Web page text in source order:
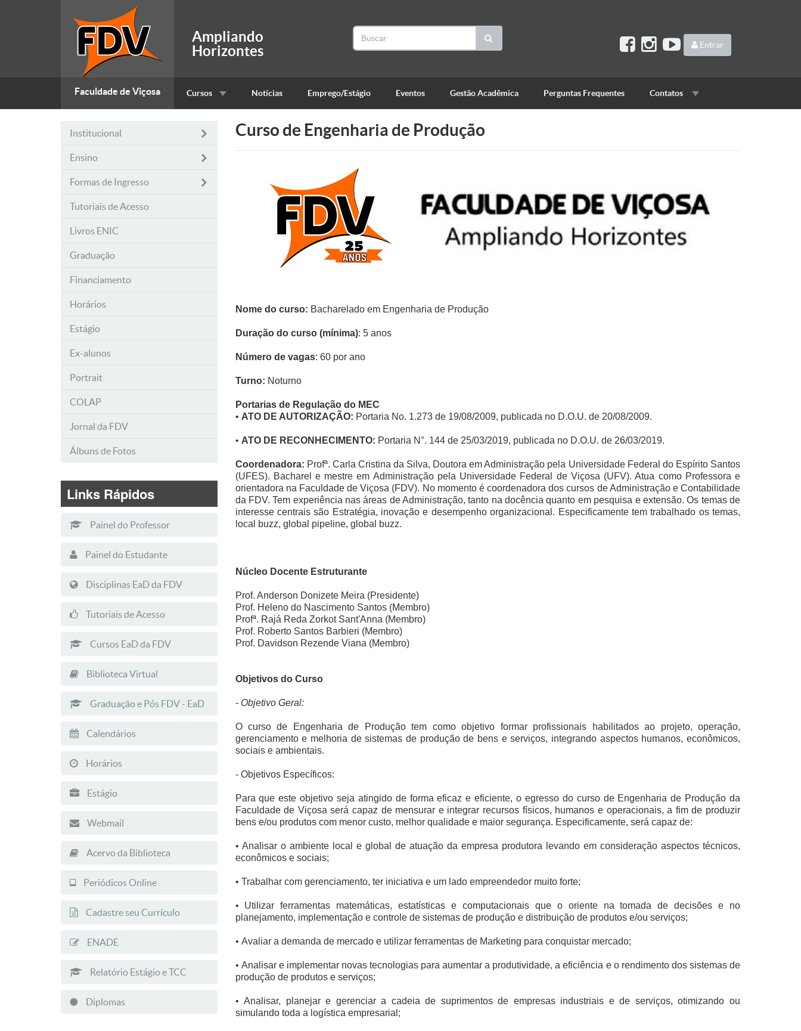
Ampliando
Horizontes
Entrar
Faculdade de Viçosa Cursos Notícias Emprego/Estágio Eventos Gestão Acadêmica Perguntas Frequentes Contatos
Institucional
Ensino
Formas de Ingresso
Tutoriais de Acesso
Livros ENIC
Graduação
Financiamento
Horários
Estágio
Ex-alunos
Portrait
COLAP
Jornal da FDV
Álbuns de Fotos
Links Rápidos
Painel do Professor
Painel do Estudante
Disciplinas EaD da FDV
Tutoriais de Acesso
Cursos EaD da FDV
Biblioteca Virtual
Graduação e Pós FDV - EaD
Calendários
Horários
Estágio
Webmail
Acervo da Biblioteca
Periódicos Online
Cadastre seu Currículo
ENADE
Relatório Estágio e TCC
Diplomas
Curso de Engenharia de Produção
Nome do curso: Bacharelado em Engenharia de Produção
Duração do curso (mínima): 5 anos
Número de vagas: 60 por ano
Turno: Noturno
Portarias de Regulação do MEC
• ATO DE AUTORIZAÇÃO: Portaria No. 1.273 de 19/08/2009, publicada no D.O.U. de 20/08/2009.
• ATO DE RECONHECIMENTO: Portaria N°. 144 de 25/03/2019, publicada no D.O.U. de 26/03/2019.
Coordenadora: Profª. Carla Cristina da Silva, Doutora em Administração pela Universidade Federal do Espírito Santos
(UFES). Bacharel e mestre em Administração pela Universidade Federal de Viçosa (UFV). Atua como Professora e
orientadora na Faculdade de Viçosa (FDV). No momento é coordenadora dos cursos de Administração e Contabilidade
da FDV. Tem experiência nas áreas de Administração, tanto na docência quanto em pesquisa e extensão. Os temas de
interesse centrais são Estratégia, inovação e desempenho organizacional. Especificamente tem trabalhado os temas,
local buzz, global pipeline, global buzz.
Núcleo Docente Estruturante
Prof. Anderson Donizete Meira (Presidente)
Prof. Heleno do Nascimento Santos (Membro)
Profª. Rajá Reda Zorkot Sant'Anna (Membro)
Prof. Roberto Santos Barbieri (Membro)
Prof. Davidson Rezende Viana (Membro)
Objetivos do Curso
- Objetivo Geral:
O curso de Engenharia de Produção tem como objetivo formar profissionais habilitados ao projeto, operação,
gerenciamento e melhoria de sistemas de produção de bens e serviços, integrando aspectos humanos, econômicos,
sociais e ambientais.
- Objetivos Específicos:
Para que este objetivo seja atingido de forma eficaz e eficiente, o egresso do curso de Engenharia de Produção da
Faculdade de Viçosa será capaz de mensurar e integrar recursos físicos, humanos e operacionais, a fim de produzir
bens e/ou produtos com menor custo, melhor qualidade e maior segurança. Especificamente, será capaz de:
• Analisar o ambiente local e global de atuação da empresa produtora levando em consideração aspectos técnicos,
econômicos e sociais;
• Trabalhar com gerenciamento, ter iniciativa e um lado empreendedor muito forte;
• Utilizar ferramentas matemáticas, estatísticas e computacionais que o oriente na tomada de decisões e no
planejamento, implementação e controle de sistemas de produção e distribuição de produtos e/ou serviços;
• Avaliar a demanda de mercado e utilizar ferramentas de Marketing para conquistar mercado;
• Analisar e implementar novas tecnologias para aumentar a produtividade, a eficiência e o rendimento dos sistemas de
produção de produtos e serviços;
• Analisar, planejar e gerenciar a cadeia de suprimentos de empresas industriais e de serviços, otimizando ou
simulando toda a logística empresarial;